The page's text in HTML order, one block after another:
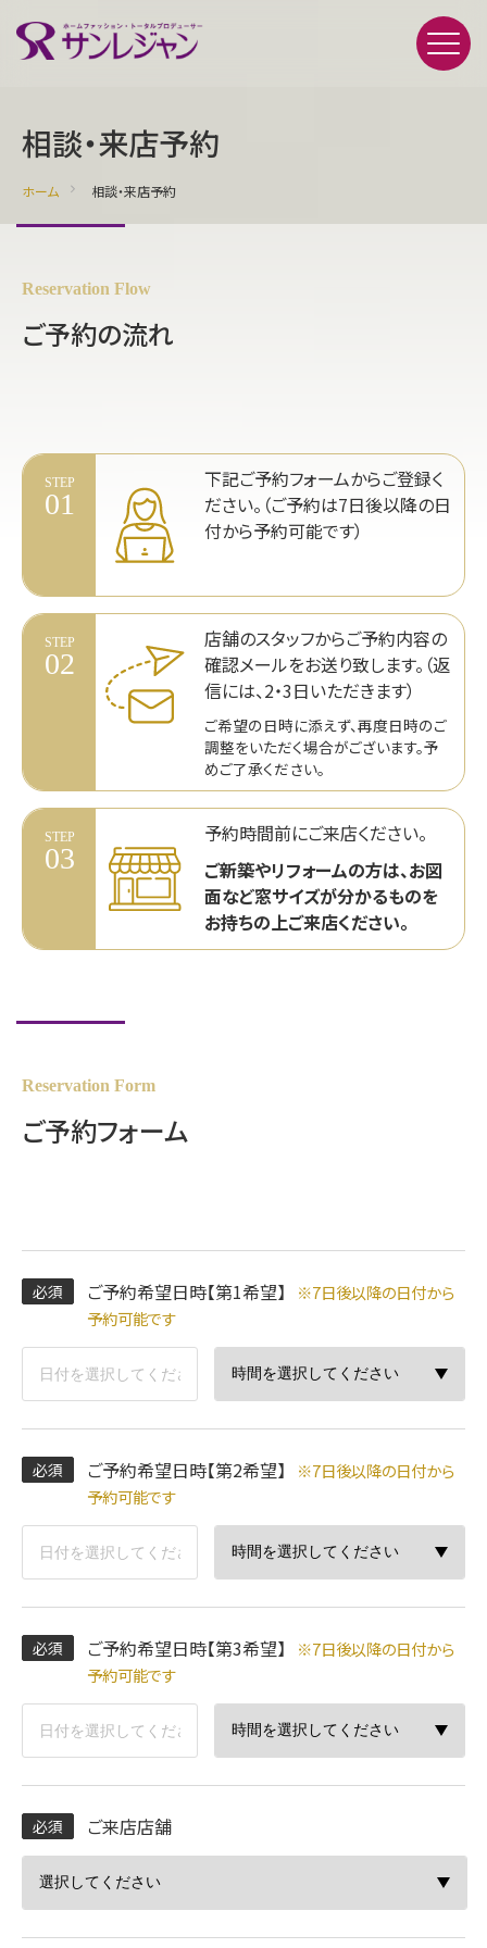
相談・来店予約
ホーム 相談・来店予約
Reservation Flow
ご予約の流れ
STEP
01
下記ご予約フォームからご登録く
ださい。（ご予約は7日後以降の日
付から予約可能です）
STEP
02
店舗のスタッフからご予約内容の
確認メールをお送り致します。（返
信には、2・3日いただきます）
ご希望の日時に添えず、再度日時のご
調整をいただく場合がございます。予
めご了承ください。
STEP
03
予約時間前にご来店ください。
ご新築やリフォームの方は、お図
面など窓サイズが分かるものを
お持ちの上ご来店ください。
Reservation Form
ご予約フォーム
ご予約希望日時【第1希望】
※7日後以降の日付から
予約可能です
ご予約希望日時【第2希望】
※7日後以降の日付から
予約可能です
ご予約希望日時【第3希望】
※7日後以降の日付から
予約可能です
ご来店店舗